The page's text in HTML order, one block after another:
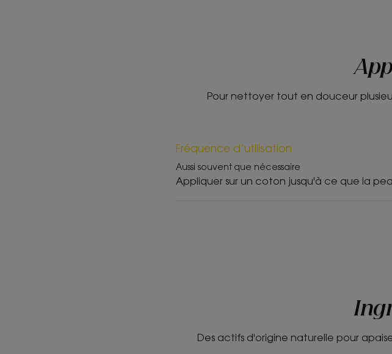
Pour nettoyer tout en douceur
Fréquence d’utilisation
Aussi souvent que nécessaire
Appliquer sur un coton jusqu'à ce que la
Des actifs d'origine naturelle pour